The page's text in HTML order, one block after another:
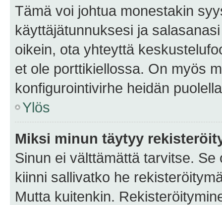
Tämä voi johtua monestakin
käyttäjätunnuksesi ja
oikein, ota yhteyttä
et ole porttikiellossa. On myös
konfigurointivirhe heidän
Ylös
Miksi minun täytyy
Sinun ei välttämättä tarvitse.
kiinni sallivatko he
Mutta kuitenkin.